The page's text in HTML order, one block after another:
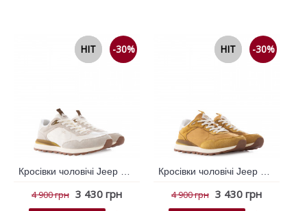
-30%
HIT
NEW
4 900 грн 3 430 грн
-30%
HIT
NEW
4 900 грн 3 430 грн